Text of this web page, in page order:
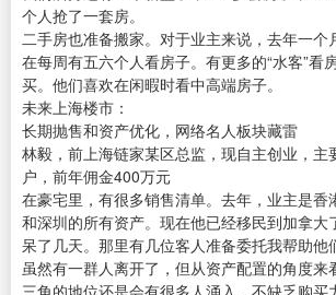
个人抢了一套房。
二手房也准备搬家。对于业主来说，去年一个
在每周有五六个人看房子。有更多的“水客”看
买。他们喜欢在闲暇时看中高端房子。
未来上海楼市：
长期抛售和资产优化，网络名人板块藏雷
林毅，前上海链家某区总监，现自主创业，主
户，前年佣金400万元
在豪宅里，有很多销售清单。去年，业主是香
和深圳的所有资产。现在他已经移民到加拿大
呆了几天。那里有几位客人准备委托我帮助他
虽然有一群人离开了，但从资产配置的角度来